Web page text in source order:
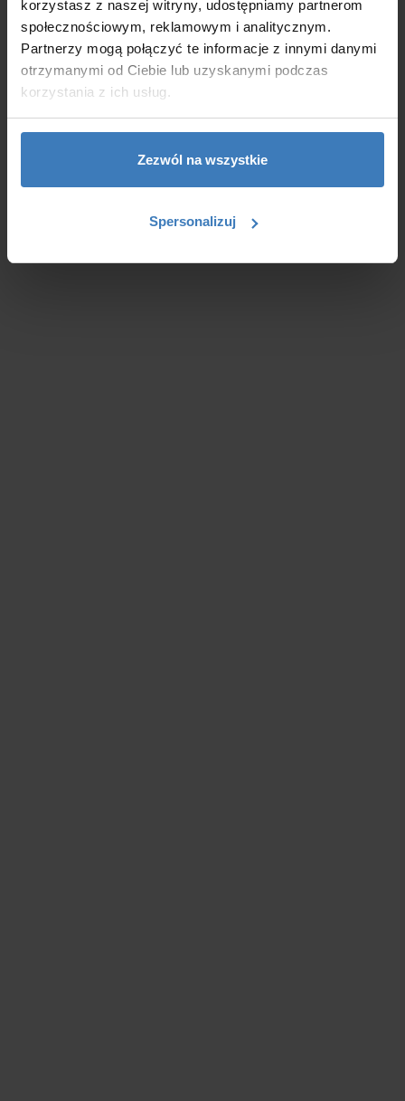
korzystasz z naszej witryny, udostępniamy partnerom
społecznościowym, reklamowym i analitycznym.
Partnerzy mogą połączyć te informacje z innymi danymi
otrzymanymi od Ciebie lub uzyskanymi podczas
korzystania z ich usług.
Zezwól na wszystkie
Spersonalizuj
Nasi trenerzy UiPath